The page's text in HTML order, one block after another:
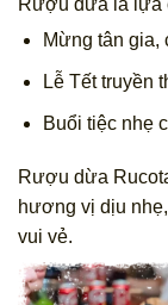
Rượu dừa là lựa
Mừng tân gia,
Lễ Tết truyền
Buổi tiệc nhẹ
Rượu dừa
hương vị dịu
vui vẻ.